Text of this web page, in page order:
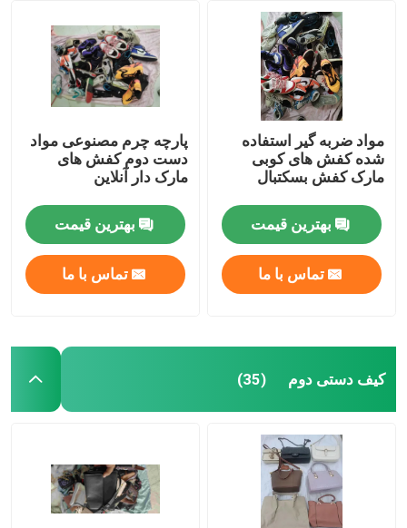
مواد ضربه گیر استفاده
شده کفش های کوبی
مارک کفش بسکتبال
بهترین قیمت
تماس با ما
پارچه چرم مصنوعی مواد
دست دوم کفش های
مارک دار آنلاین
بهترین قیمت
تماس با ما
کیف دستی دوم (35)